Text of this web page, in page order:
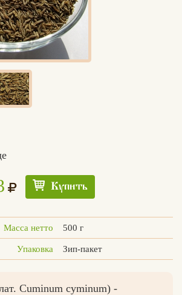
Купить
Масса нетто 500 г
Упаковка Зип-пакет
Cuminum cyminum) -